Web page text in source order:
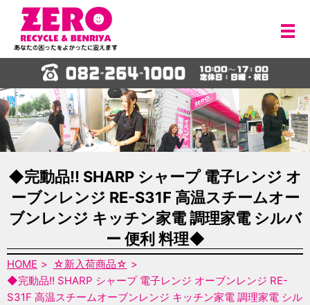
メ
◆完動品!! SHARP シャープ 電子レンジ オ
ーブンレンジ RE-S31F 高温スチームオー
ブンレンジ キッチン家電 調理家電 シルバ
ー 便利 料理◆
HOME
☆新入荷商品☆
◆完動品!! SHARP シャープ 電子レンジ オーブンレンジ RE-
S31F 高温スチームオーブンレンジ キッチン家電 調理家電 シル